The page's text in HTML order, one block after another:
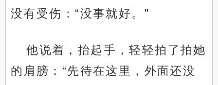
没有受伤：“没事就好。”
他说着，抬起手，轻轻拍了拍她
的肩膀：“先待在这里，外面还没